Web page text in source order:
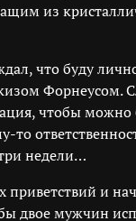
из
что буду
Форнеусом.
чтобы
то
недели…
приветствий и
двое мужчин